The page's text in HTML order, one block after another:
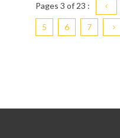
Pages 3 of 23 :
5 6 7